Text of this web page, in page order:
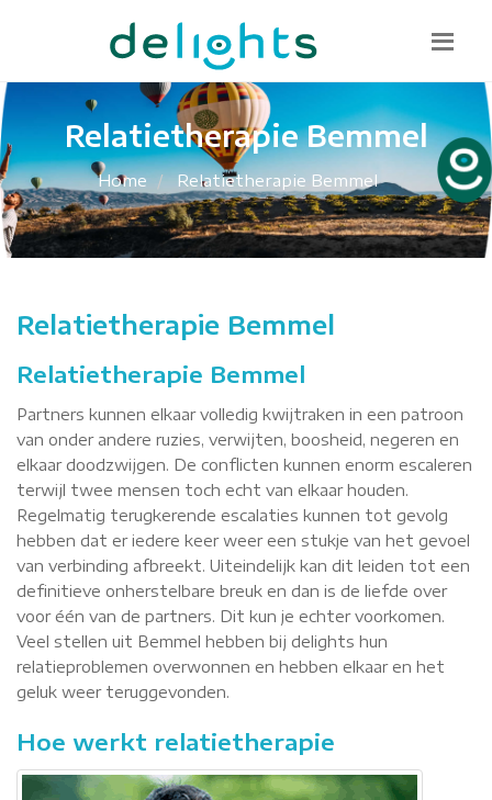
085 130 1482
info@delights.nu
Relatietherapie Bemmel
Home Relatietherapie Bemmel
Relatietherapie Bemmel
Relatietherapie Bemmel
Partners kunnen elkaar volledig kwijtraken in een patroon
van onder andere ruzies, verwijten, boosheid, negeren en
elkaar doodzwijgen. De conflicten kunnen enorm escaleren
terwijl twee mensen toch echt van elkaar houden.
Regelmatig terugkerende escalaties kunnen tot gevolg
hebben dat er iedere keer weer een stukje van het gevoel
van verbinding afbreekt. Uiteindelijk kan dit leiden tot een
definitieve onherstelbare breuk en dan is de liefde over
voor één van de partners. Dit kun je echter voorkomen.
Veel stellen uit Bemmel hebben bij delights hun
relatieproblemen overwonnen en hebben elkaar en het
geluk weer teruggevonden.
Hoe werkt relatietherapie